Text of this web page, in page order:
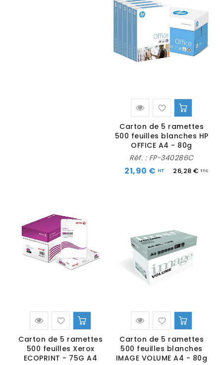
Carton de 5 ramettes
500 feuilles blanches HP
OFFICE A4 - 80g
Réf. : FP-340286C
21,90 € 26,28 €
Carton de 5 ramettes
500 feuilles Xerox
ECOPRINT - 75G A4
Carton de 5 ramettes
500 feuilles blanches
IMAGE VOLUME A4 - 80g